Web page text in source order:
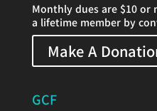
Monthly dues are $10 or
a lifetime member by
Make A
GCF